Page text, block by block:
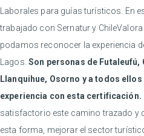
Laborales para guías turísticos. En
trabajado con Sernatur y
podamos reconocer la experiencia
Lagos. Son personas de Futaleufú,
Llanquihue, Osorno y a todos
experiencia con esta certificación.
satisfactorio este camino trazado y
esta forma, mejorar el sector